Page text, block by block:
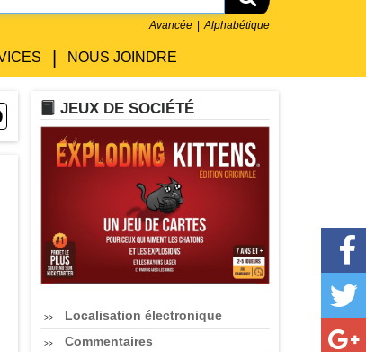
Alphabétique
Avancée
NOUS JOINDRE
QuestionLIVRE
JEUX DE SOCIÉTÉ
Localisation électronique
Commentaires